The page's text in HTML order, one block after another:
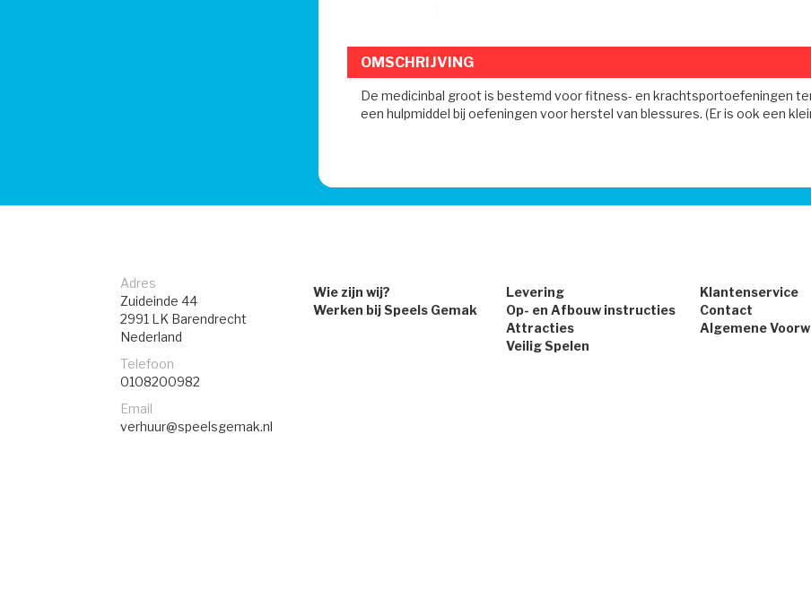
OMSCHRIJVING
De medicinbal groot is bestemd voor fitness- en krachtsportoefeningen
een hulpmiddel bij oefeningen voor herstel van blessures. (Er is ook een
Adres
Zuideinde 44
2991 LK Barendrecht
Nederland
Telefoon
0108200982
Email
verhuur@speelsgemak.nl
Wie zijn wij?
Werken bij Speels Gemak
Levering
Op- en Afbouw instructies
Attracties
Veilig Spelen
Klantenservice
Contact
Algemene